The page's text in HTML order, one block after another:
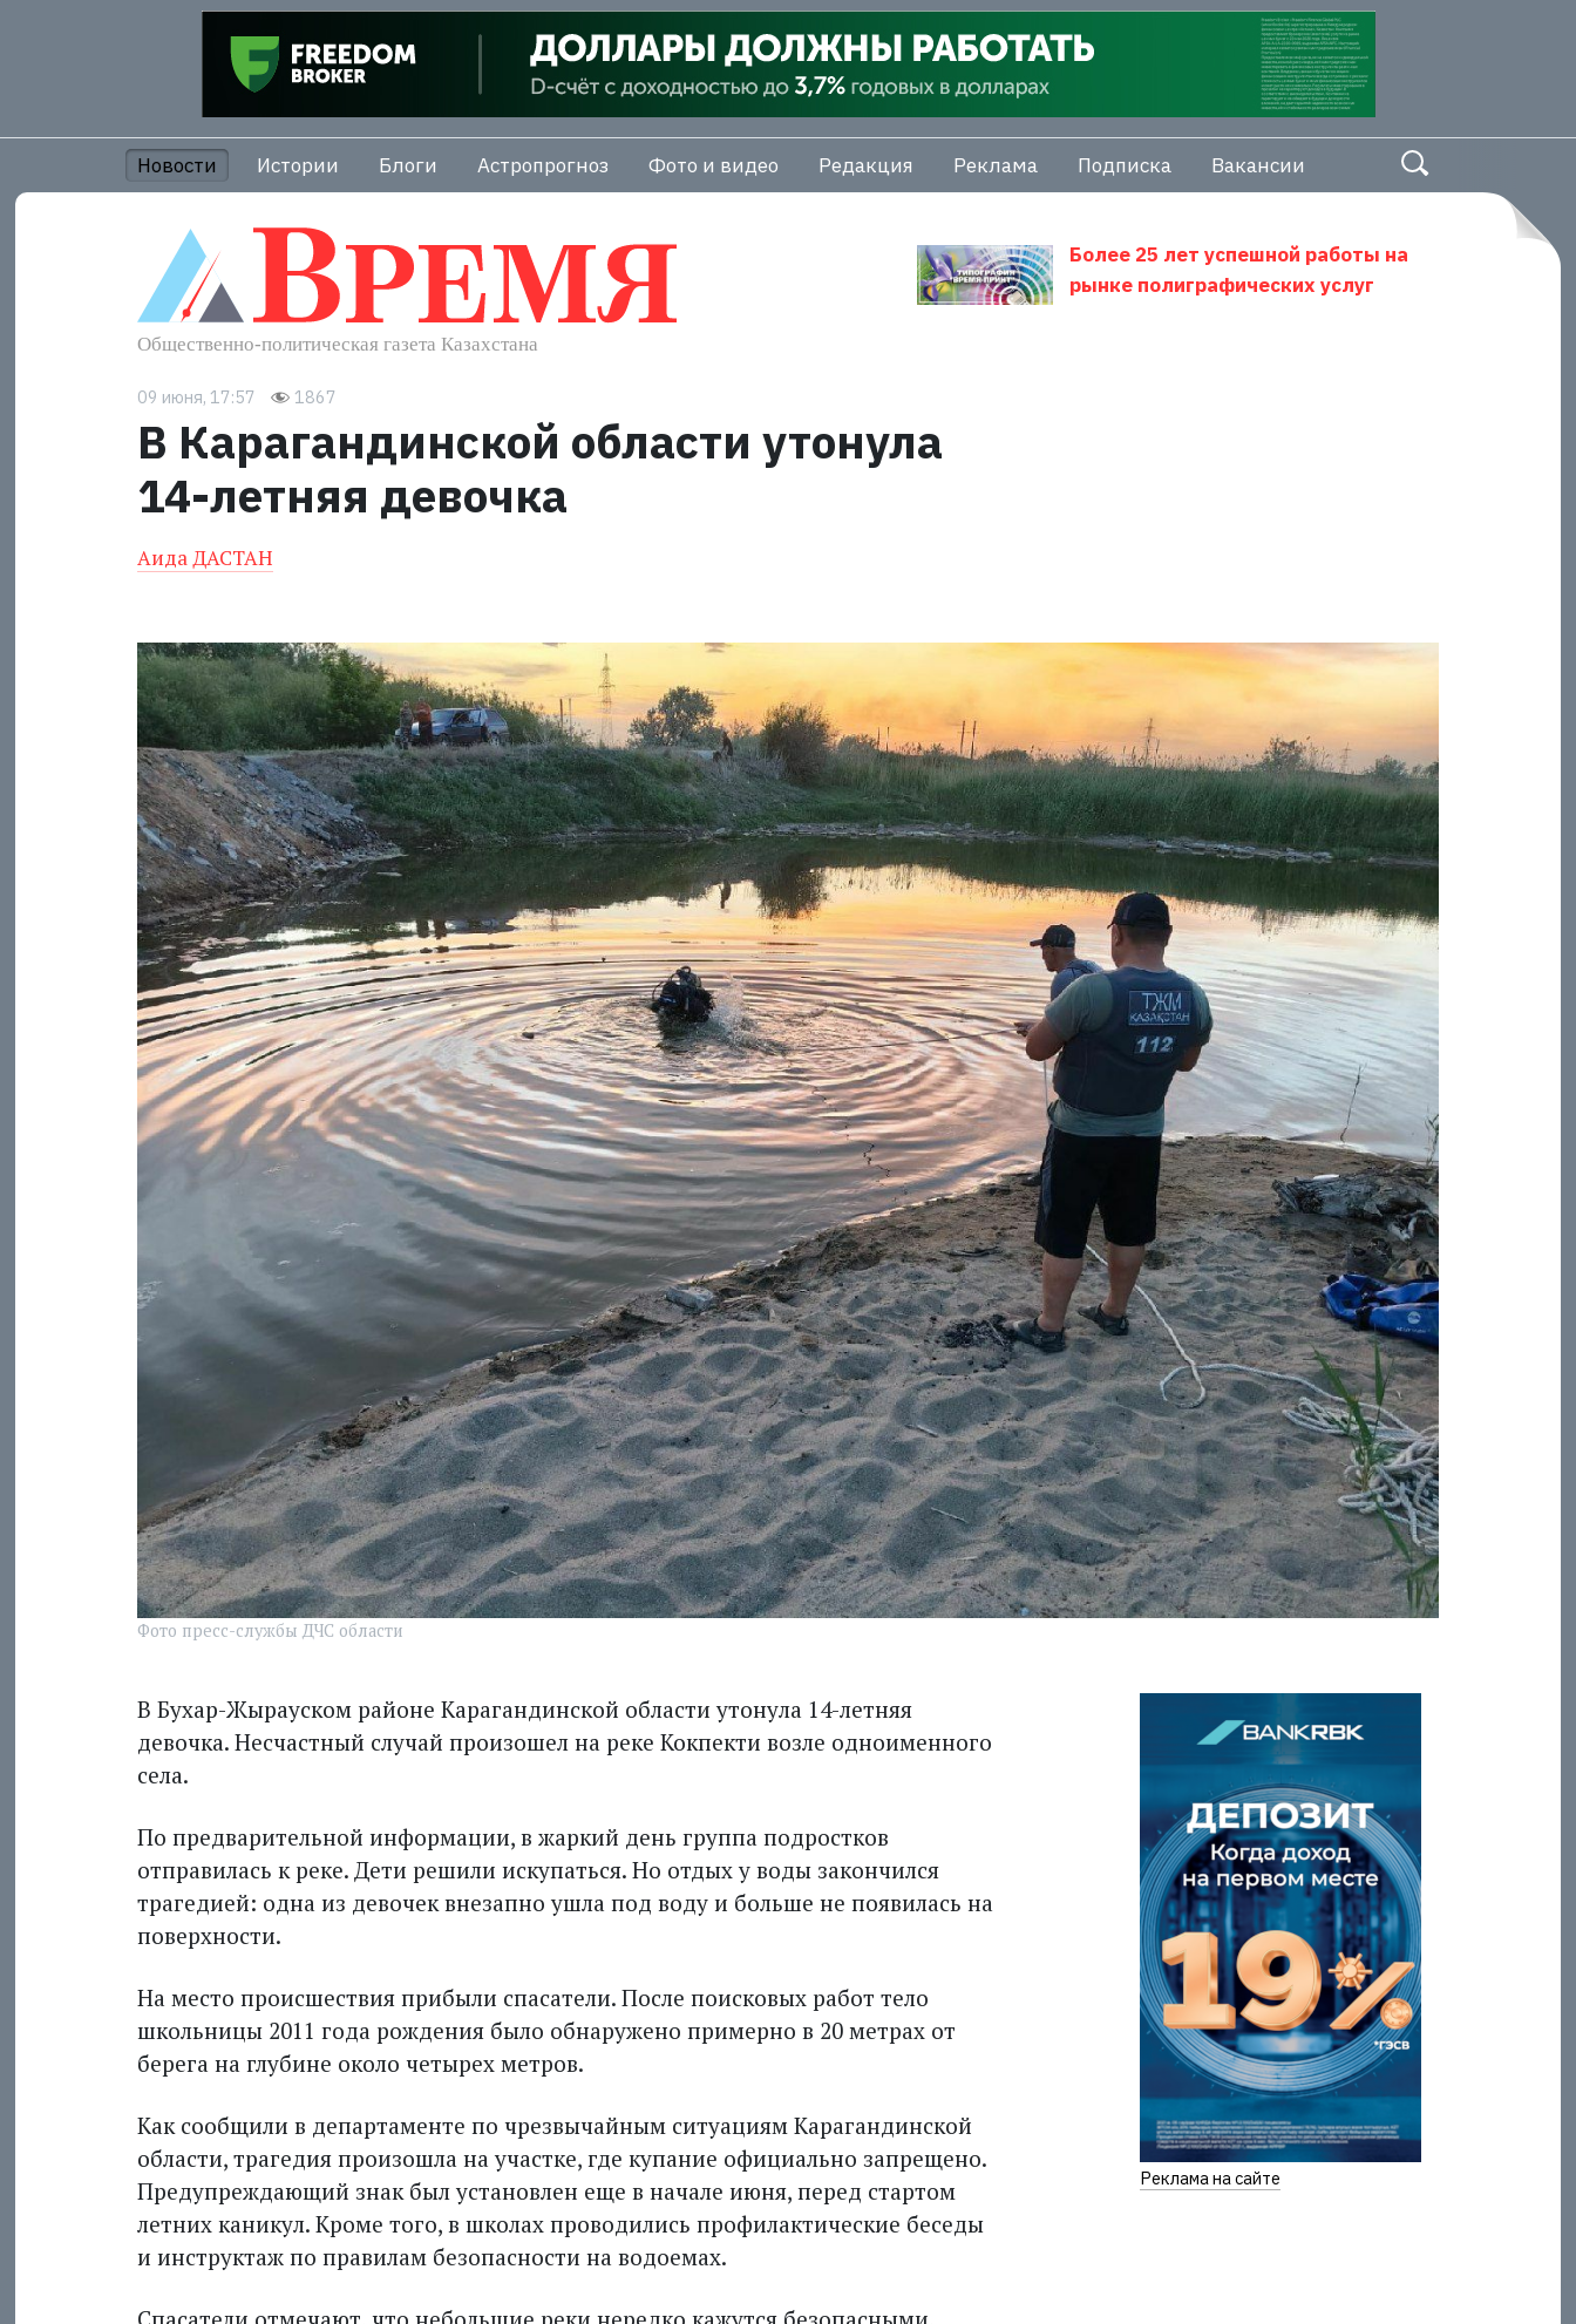
Новости Истории Блоги Астропрогноз Фото и видео Редакция Реклама Подписка Вакансии
Более 25 лет успешной работы на
рынке полиграфических услуг
09 июня, 17:57 1867
В Карагандинской области утонула
14-летняя девочка
Аида ДАСТАН
Фото пресс-службы ДЧС области
В Бухар-Жырауском районе Карагандинской области утонула 14-летняя
девочка. Несчастный случай произошел на реке Кокпекти возле одноименного
села.
По предварительной информации, в жаркий день группа подростков
отправилась к реке. Дети решили искупаться. Но отдых у воды закончился
трагедией: одна из девочек внезапно ушла под воду и больше не появилась на
поверхности.
На место происшествия прибыли спасатели. После поисковых работ тело
школьницы 2011 года рождения было обнаружено примерно в 20 метрах от
берега на глубине около четырех метров.
Как сообщили в департаменте по чрезвычайным ситуациям Карагандинской
области, трагедия произошла на участке, где купание официально запрещено.
Предупреждающий знак был установлен еще в начале июня, перед стартом
летних каникул. Кроме того, в школах проводились профилактические беседы
и инструктаж по правилам безопасности на водоемах.
Реклама на сайте